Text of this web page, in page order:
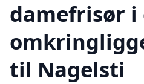
damefrisør i
til Nagelsti